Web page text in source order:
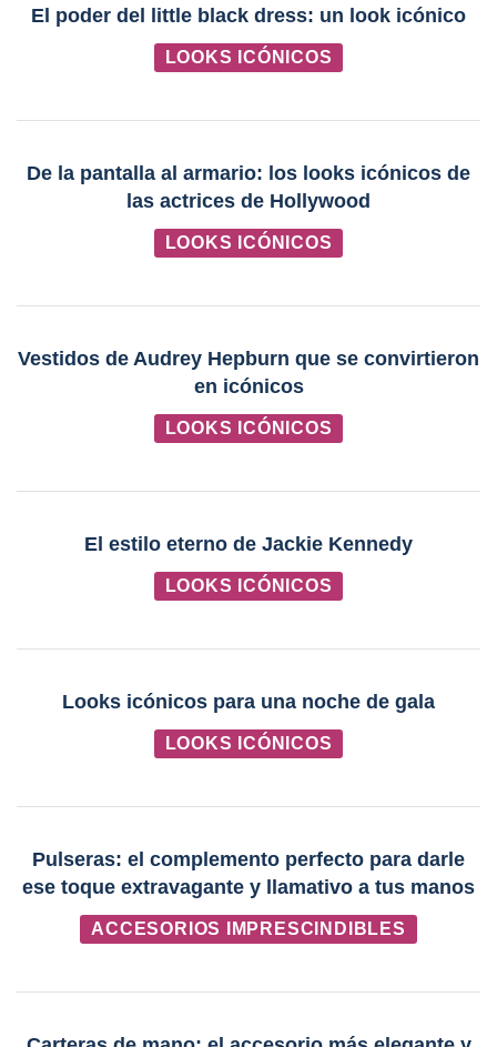
El poder del little black dress: un look icónico
LOOKS ICÓNICOS
De la pantalla al armario: los looks icónicos de
las actrices de Hollywood
LOOKS ICÓNICOS
Vestidos de Audrey Hepburn que se convirtieron
en icónicos
LOOKS ICÓNICOS
El estilo eterno de Jackie Kennedy
LOOKS ICÓNICOS
Looks icónicos para una noche de gala
LOOKS ICÓNICOS
Pulseras: el complemento perfecto para darle
ese toque extravagante y llamativo a tus manos
ACCESORIOS IMPRESCINDIBLES